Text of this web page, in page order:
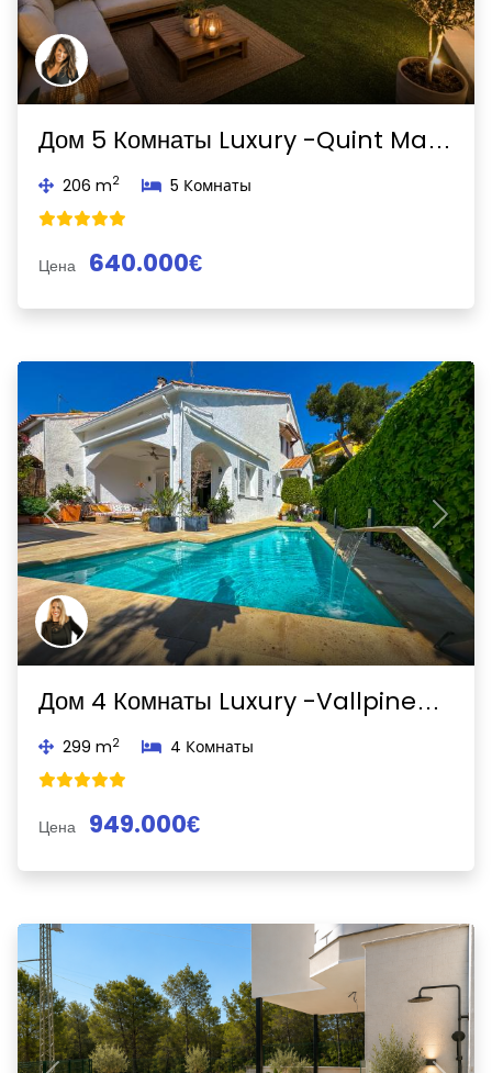
Дом 5 Комнаты Luxury -Quint Mar-Sitges
206 m2 5 Комнаты
Цена 640.000€
Previous Next
Дом 4 Комнаты Luxury -Vallpineda-Sant Pere de Ribes
299 m2 4 Комнаты
Цена 949.000€